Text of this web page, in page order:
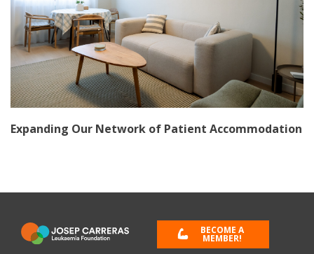
Expanding Our Network of Patient Accommodation
BECOME A
MEMBER!